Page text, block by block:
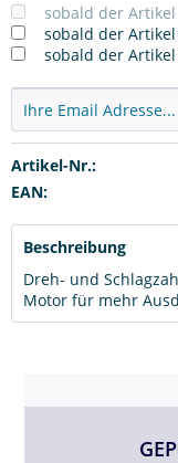
sobald der
sobald der Artikel
sobald der Artikel
Artikel-Nr.:
EAN:
Beschreibung
Dreh- und
Motor für mehr